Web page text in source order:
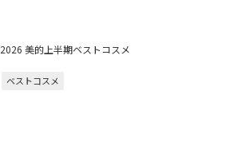
2026 美的上半期ベストコスメ
ベストコスメ